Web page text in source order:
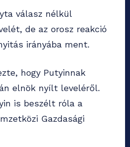
válasz nélkül
de az orosz reakció
irányába ment.
hogy Putyinnak
elnök nyílt leveléről.
is beszélt róla a
Gazdasági